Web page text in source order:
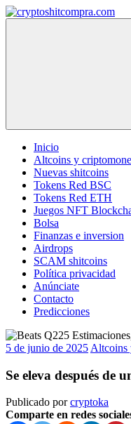
Saltar
al
Inicio
Altcoins y
Nuevas shitcoins
Tokens Red BSC
Tokens Red ETH
Juegos NFT
Bolsa
Finanzas e inversion
Airdrops
SCAM shitcoins
Política privacidad
Anúnciate
Contacto
Predicciones
5 de junio de 2025 Altcoins
Se eleva después de
Publicado porcryptoka
Comparte en redes